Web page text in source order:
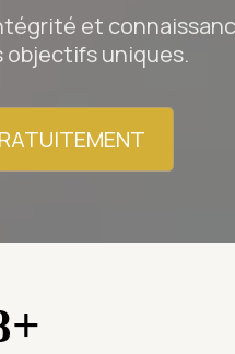
et
objectifs uniques.